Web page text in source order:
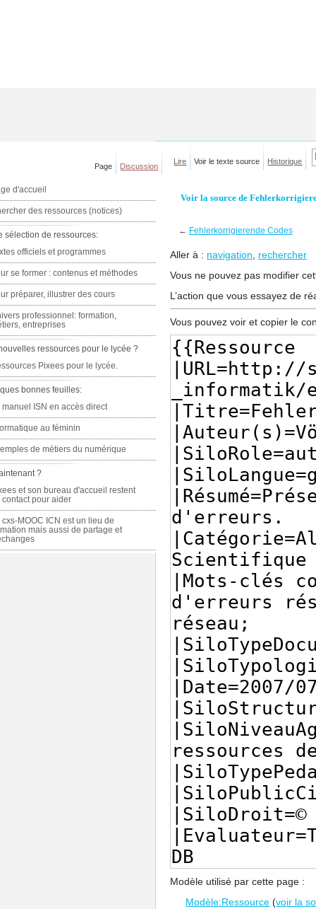
Voir la source de
← Fehlerkorrigierende Codes
Aller à : navigation, rechercher
Vous ne pouvez pas modifier
L’action que vous essayez de
Vous pouvez voir et copier le
Modèle utilisé par cette page :
Modèle:Ressource (voir la
Page Discussion
Lire Voir le texte source Historique
d'accueil
des ressources (notices)
sélection de ressources:
officiels et programmes
se former : contenus et méthodes
préparer, illustrer des cours
professionnel: formation,
entreprises
ressources pour le lycée ?
Pixees pour le lycée.
bonnes feuilles:
manuel ISN en accès direct
au féminin
de métiers du numérique
?
et son bureau d'accueil restent
contact pour aider
cxs-MOOC ICN est un lieu de
mais aussi de partage et